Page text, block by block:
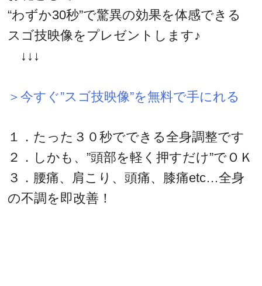
“わずか30秒”で驚異の効果を体感できる
スゴ技映像をプレゼントします♪
↓↓↓
＞今すぐ”スゴ技映像”を無料で手にれる
１．たった３０秒でできる全身調整です
２．しかも、”頭部を軽く押すだけ”でＯＫ
３．腰痛、肩こり、頭痛、膝痛etc…全身
の不調を即改善！